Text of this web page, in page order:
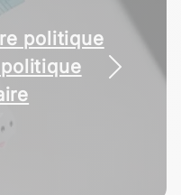
politique